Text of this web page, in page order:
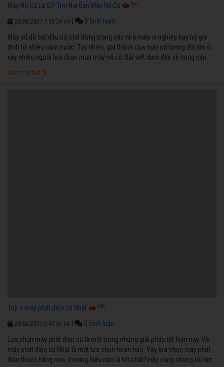
Máy Nổ Cũ Là Gì? Tìm Nơi Bán Máy Nổ Cũ 591
20/06/2021 7:55:24 CH 0 bình luận
Máy nổ đã bắt đầu có chỗ đứng trong các nhà máy, xí nghiệp hay hộ gia
đình từ nhiều năm trước. Tuy nhiên, giá thành của máy nổ tương đối lớn vì
vậy nhiều người lựa chọn mua máy nổ cũ. Bài viết dưới đây sẽ cung cấp
Xem chi tiết
Top 5 máy phát điện cũ Nhật 548
20/06/2021 2:45:06 SA 0 bình luận
Lựa chọn máy phát điện cũ là một trong những giải pháp tốt hiện nay. Và
máy phát điện cũ Nhật là một lựa chọn hoàn hảo. Vậy lựa chọn máy phát
điện thuộc hãng nào, thương hiệu nào là tốt nhất? Hãy cùng chúng tôi tìm